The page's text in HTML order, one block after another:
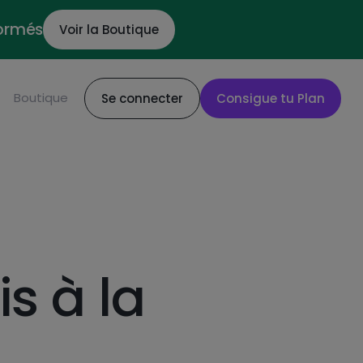
Voir la Boutique
Boutique Se connecter Consigue tu Plan
à la